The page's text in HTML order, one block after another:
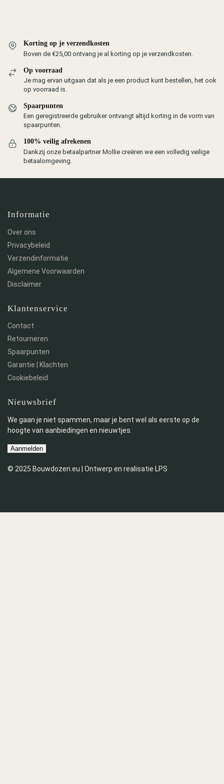
Korting op je verzendkosten
Boven de €25,00 ontvang je al korting op je verzendkosten.
Op voorraad
Je mag ervan uitgaan dat als je een product kunt bestellen, het ook
op voorraad is.
Spaarpunten
Een geregistreerde gebruiker ontvangt altijd korting in de vorm van
spaarpunten.
100% veilig afrekenen
Dankzij onze betaalpartner Mollie creëren we een volledig veilige
betaalomgeving.
Informatie
Over ons
Privacybeleid
Verzendinformatie
Algemene Voorwaarden
Disclaimer
Klantenservice
Contact
Retourneren
Spaarpunten
Garantie | Klachten
Cookiebeleid
Nieuwsbrief
We gaan je niet spammen, maar je bent wel als eerste op de
hoogte van aanbiedingen en nieuwtjes.
Aanmelden
© 2025 Bouwdozen.eu | Ontwerp en realisatie LPS